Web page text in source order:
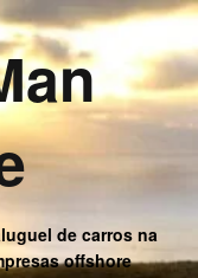
de carros na
offshore